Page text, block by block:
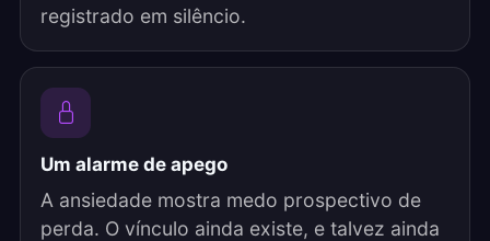
registrado em silêncio.
Um alarme de apego
A ansiedade mostra medo prospectivo de
perda. O vínculo ainda existe, e talvez ainda